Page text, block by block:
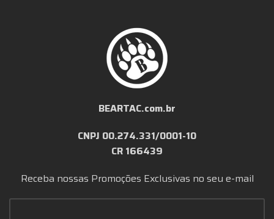
BEARTAC.com.br
CNPJ 00.274.331/0001-10
CR 166439
Receba nossas Promoções Exclusivas no seu e-mail